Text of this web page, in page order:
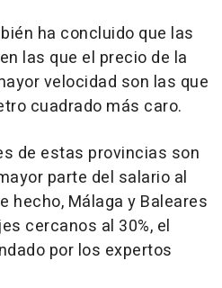
ha concluido que las
las que el precio de la
velocidad son las que
cuadrado más caro.
de estas provincias son
parte del salario al
hecho, Málaga y Baleares
cercanos al 30%, el
por los expertos